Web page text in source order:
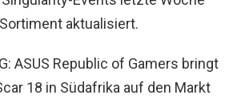
aktualisiert.
ASUS Republic of Gamers bringt
18 in Südafrika auf den Markt